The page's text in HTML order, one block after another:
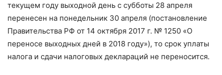
текущем году выходной день с субботы 28 апреля
перенесен на понедельник 30 апреля (постановление
Правительства РФ от 14 октября 2017 г. № 1250 «О
переносе выходных дней в 2018 году»), то срок уплаты
налога и сдачи налоговых деклараций не переносится.